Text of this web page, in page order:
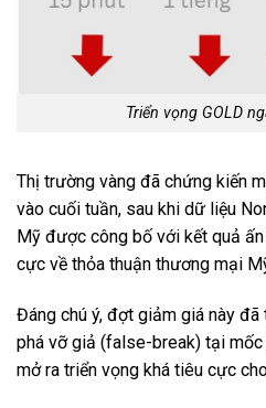
Triển vọng GOLD
Thị trường vàng đã chứng kiến
vào cuối tuần, sau khi dữ liệu
Mỹ được công bố với kết quả
cực về thỏa thuận thương mại
Đáng chú ý, đợt giảm giá này
phá vỡ giả (false-break) tại
mở ra triển vọng khá tiêu cực